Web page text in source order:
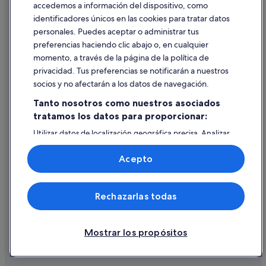
Ayuda
Cancelar un vuelo
Cancelar una reserva de hotel o de un alquiler vacacional
Utilizar un cupón de Expedia
Documentos para viajes internacionales
© 2026 Expedia, Inc., una empresa de Expedia Group. Todos los
derechos reservados. Expedia y el logotipo de Expedia son marcas
comerciales o marcas comerciales registradas de Expedia, Inc.
accedemos a información del dispositivo, como
identificadores únicos en las cookies para tratar datos
personales. Puedes aceptar o administrar tus
preferencias haciendo clic abajo o, en cualquier
momento, a través de la página de la política de
privacidad. Tus preferencias se notificarán a nuestros
socios y no afectarán a los datos de navegación.
Tanto nosotros como nuestros asociados
tratamos los datos para proporcionar:
Utilizar datos de localización geográfica precisa. Analizar
activamente las características del dispositivo para su
identificación. Almacenar la información en un dispositivo
y/o acceder a ella. Publicidad y contenido personalizados,
medición de publicidad y contenido, investigación de
audiencia y desarrollo de servicios.
Lista de asociados (proveedores)
Mostrar los propósitos
Rechazarlas todas
Acepto